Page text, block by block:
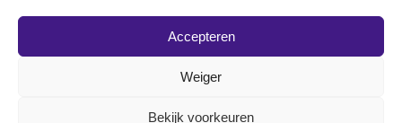
Accepteren
Weiger
Bekijk voorkeuren